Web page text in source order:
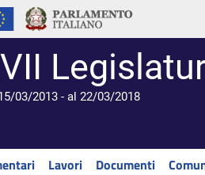
03/2013 - al 22/03/2018
Lavori Documenti